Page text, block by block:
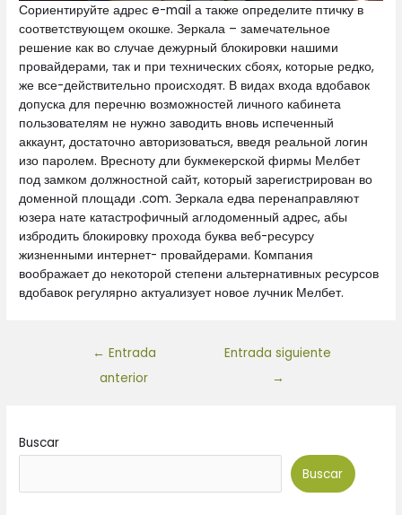
Сориентируйте адрес e-mail а также определите птичку в
соответствующем окошке. Зеркала – замечательное
решение как во случае дежурный блокировки нашими
провайдерами, так и при технических сбоях, которые редко,
же все-действительно происходят. В видах входа вдобавок
допуска для перечню возможностей личного кабинета
пользователям не нужно заводить вновь испеченный
аккаунт, достаточно авторизоваться, введя реальной логин
изо паролем. Вресноту дли букмекерской фирмы Мелбет
под замком должностной сайт, который зарегистрирован во
доменной площади .com. Зеркала едва перенаправляют
юзера нате катастрофичный аглодоменный адрес, абы
избродить блокировку прохода буква веб-ресурсу
жизненными интернет- провайдерами. Компания
воображает до некоторой степени альтернативных ресурсов
вдобавок регулярно актуализует новое лучник Мелбет.
← Entrada
anterior
Entrada siguiente
→
Buscar
Buscar